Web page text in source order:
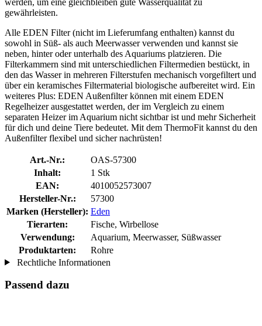
gewährleisten.
Alle EDEN Filter (nicht im Lieferumfang enthalten) kannst du
sowohl in Süß- als auch Meerwasser verwenden und kannst sie
neben, hinter oder unterhalb des Aquariums platzieren. Die
Filterkammern sind mit unterschiedlichen Filtermedien bestückt, in
den das Wasser in mehreren Filterstufen mechanisch vorgefiltert und
über ein keramisches Filtermaterial biologische aufbereitet wird. Ein
weiteres Plus: EDEN Außenfilter können mit einem EDEN
Regelheizer ausgestattet werden, der im Vergleich zu einem
separaten Heizer im Aquarium nicht sichtbar ist und mehr Sicherheit
für dich und deine Tiere bedeutet. Mit dem ThermoFit kannst du den
Außenfilter flexibel und sicher nachrüsten!
Art.-Nr.:
OAS-57300
Inhalt:
1 Stk
EAN:
4010052573007
Hersteller-Nr.:
57300
Marken (Hersteller): Eden
Tierarten:
Fische, Wirbellose
Verwendung:
Aquarium, Meerwasser, Süßwasser
Produktarten:
Rohre
Rechtliche Informationen
Passend dazu